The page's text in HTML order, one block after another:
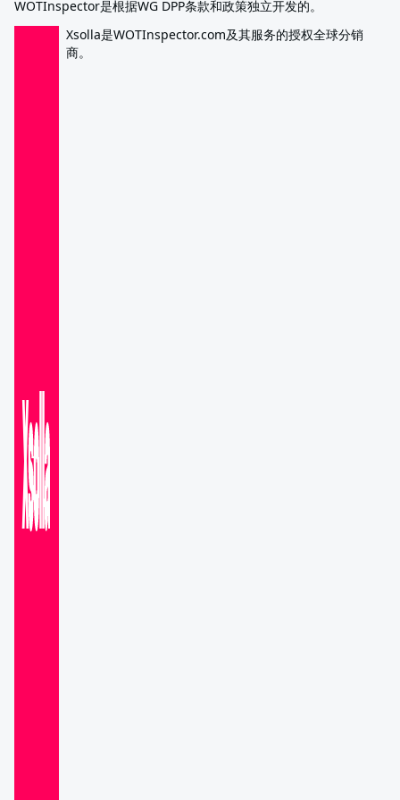
WOTInspector是根据WG DPP条款和政策独立开发的。
Xsolla是WOTInspector.com及其服务的授权全球分销
商。